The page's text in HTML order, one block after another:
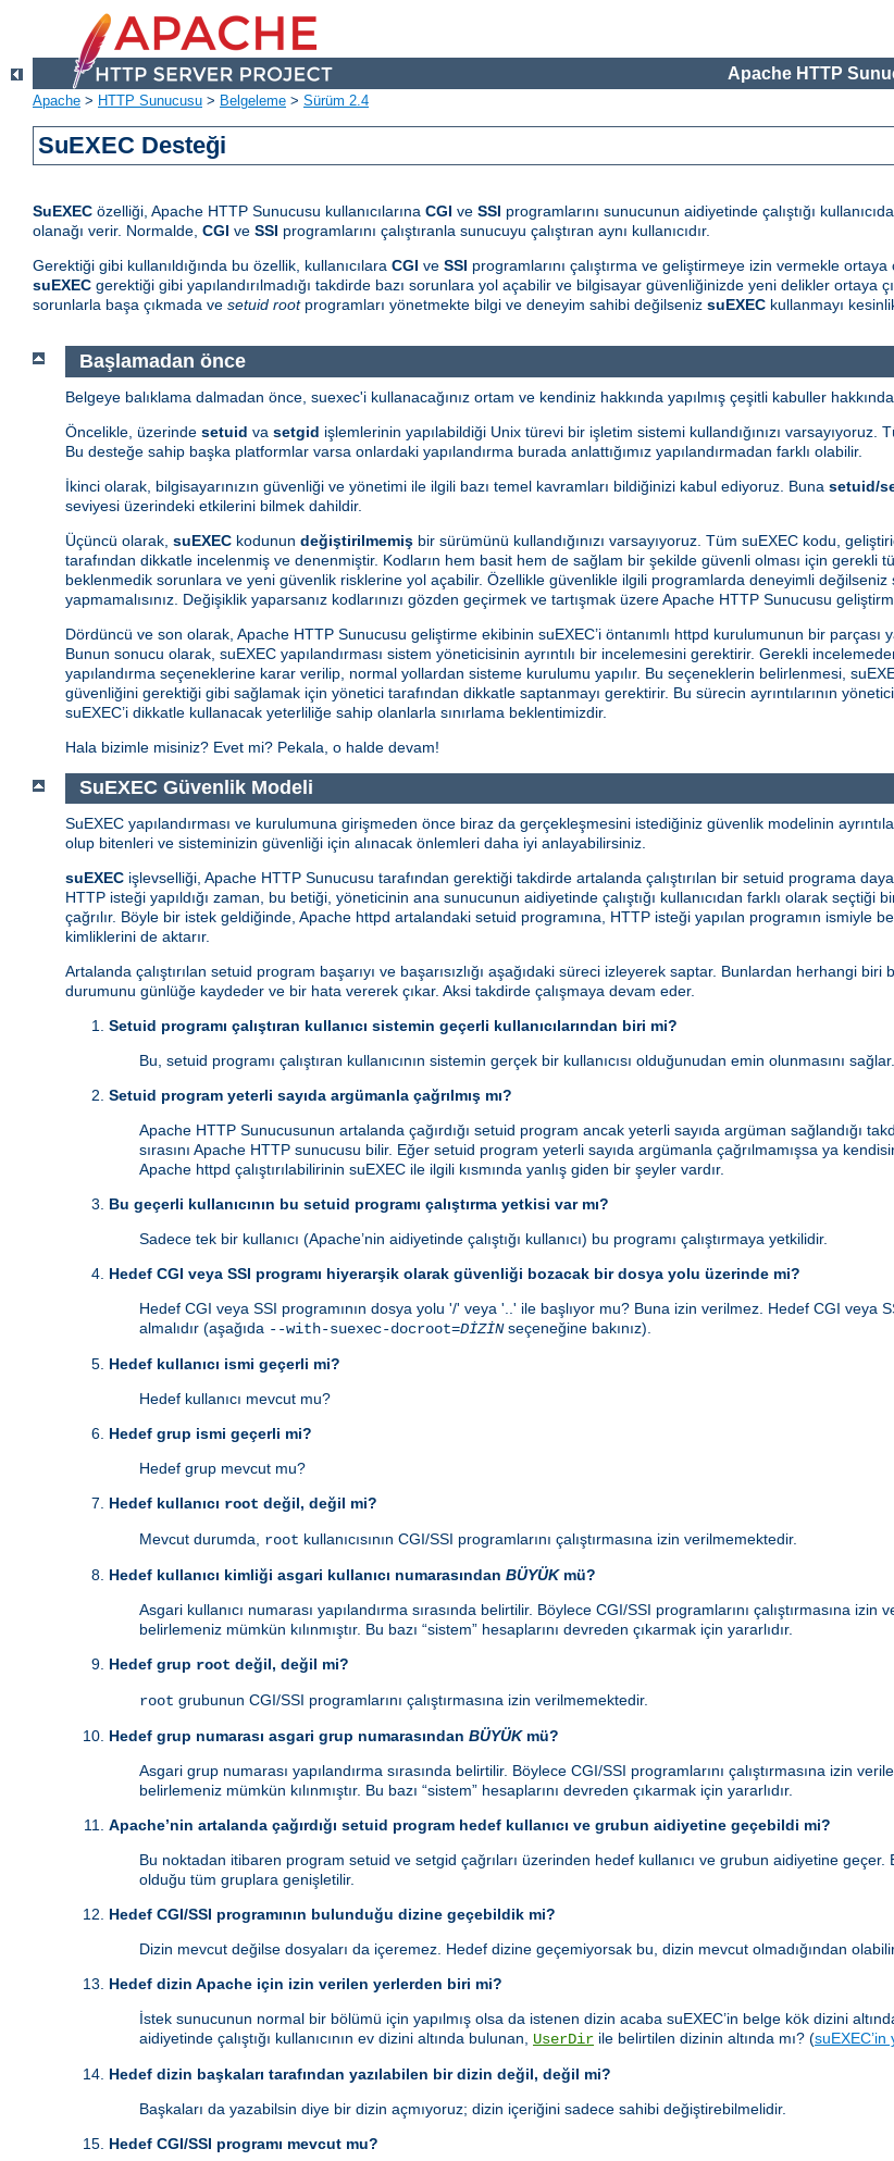
Apache HTTP
Apache > HTTP Sunucusu > Belgeleme > Sürüm 2.4
SuEXEC Desteği
SuEXEC özelliği, Apache HTTP Sunucusu kullanıcılarına CGI ve SSI programlarını sunucunun aidiyetinde çalıştığı
olanağı verir. Normalde, CGI ve SSI programlarını çalıştıranla sunucuyu çalıştıran aynı kullanıcıdır.
Gerektiği gibi kullanıldığında bu özellik, kullanıcılara CGI ve SSI programlarını çalıştırma ve geliştirmeye izin vermekle
suEXEC gerektiği gibi yapılandırılmadığı takdirde bazı sorunlara yol açabilir ve bilgisayar güvenliğinizde yeni delikler ortaya
sorunlarla başa çıkmada ve setuid rootprogramları yönetmekte bilgi ve deneyim sahibi değilseniz suEXEC kullanmayı
Başlamadan önce
Belgeye balıklama dalmadan önce, suexec'i kullanacağınız ortam ve kendiniz hakkında yapılmış çeşitli kabuller hakkında
Öncelikle, üzerinde setuid va setgid işlemlerinin yapılabildiği Unix türevi bir işletim sistemi kullandığınızı
Bu desteğe sahip başka platformlar varsa onlardaki yapılandırma burada anlattığımız yapılandırmadan farklı olabilir.
İkinci olarak, bilgisayarınızın güvenliği ve yönetimi ile ilgili bazı temel kavramları bildiğinizi kabul ediyoruz. Buna setuid/
seviyesi üzerindeki etkilerini bilmek dahildir.
Üçüncü olarak, suEXEC kodunun değiştirilmemiş bir sürümünü kullandığınızı varsayıyoruz. Tüm suEXEC kodu,
tarafından dikkatle incelenmiş ve denenmiştir. Kodların hem basit hem de sağlam bir şekilde güvenli olması için gerekli
beklenmedik sorunlara ve yeni güvenlik risklerine yol açabilir. Özellikle güvenlikle ilgili programlarda deneyimli
yapmamalısınız. Değişiklik yaparsanız kodlarınızı gözden geçirmek ve tartışmak üzere Apache HTTP Sunucusu
Dördüncü ve son olarak, Apache HTTP Sunucusu geliştirme ekibinin suEXEC’i öntanımlı httpd kurulumunun bir parçası
Bunun sonucu olarak, suEXEC yapılandırması sistem yöneticisinin ayrıntılı bir incelemesini gerektirir. Gerekli
yapılandırma seçeneklerine karar verilip, normal yollardan sisteme kurulumu yapılır. Bu seçeneklerin belirlenmesi,
güvenliğini gerektiği gibi sağlamak için yönetici tarafından dikkatle saptanmayı gerektirir. Bu sürecin ayrıntılarının
suEXEC’i dikkatle kullanacak yeterliliğe sahip olanlarla sınırlama beklentimizdir.
Hala bizimle misiniz? Evet mi? Pekala, o halde devam!
SuEXEC Güvenlik Modeli
SuEXEC yapılandırması ve kurulumuna girişmeden önce biraz da gerçekleşmesini istediğiniz güvenlik modelinin
olup bitenleri ve sisteminizin güvenliği için alınacak önlemleri daha iyi anlayabilirsiniz.
suEXEC işlevselliği, Apache HTTP Sunucusu tarafından gerektiği takdirde artalanda çalıştırılan bir setuid programa
HTTP isteği yapıldığı zaman, bu betiği, yöneticinin ana sunucunun aidiyetinde çalıştığı kullanıcıdan farklı olarak seçtiği
çağrılır. Böyle bir istek geldiğinde, Apache httpd artalandaki setuid programına, HTTP isteği yapılan programın ismiyle
kimliklerini de aktarır.
Artalanda çalıştırılan setuid program başarıyı ve başarısızlığı aşağıdaki süreci izleyerek saptar. Bunlardan herhangi biri
durumunu günlüğe kaydeder ve bir hata vererek çıkar. Aksi takdirde çalışmaya devam eder.
Setuid programı çalıştıran kullanıcı sistemin geçerli kullanıcılarından biri mi?
Bu, setuid programı çalıştıran kullanıcının sistemin gerçek bir kullanıcısı olduğunudan emin olunmasını sağlar.
Setuid program yeterli sayıda argümanla çağrılmış mı?
Apache HTTP Sunucusunun artalanda çağırdığı setuid program ancak yeterli sayıda argüman sağlandığı
sırasını Apache HTTP sunucusu bilir. Eğer setuid program yeterli sayıda argümanla çağrılmamışsa ya
Apache httpd çalıştırılabilirinin suEXEC ile ilgili kısmında yanlış giden bir şeyler vardır.
Bu geçerli kullanıcının bu setuid programı çalıştırma yetkisi var mı?
Sadece tek bir kullanıcı (Apache’nin aidiyetinde çalıştığı kullanıcı) bu programı çalıştırmaya yetkilidir.
Hedef CGI veya SSI programı hiyerarşik olarak güvenliği bozacak bir dosya yolu üzerinde mi?
Hedef CGI veya SSI programının dosya yolu '/' veya '..' ile başlıyor mu? Buna izin verilmez. Hedef CGI veya
almalıdır (aşağıda --with-suexec-docroot=DİZİNseçeneğine bakınız).
Hedef kullanıcı ismi geçerli mi?
Hedef kullanıcı mevcut mu?
Hedef grup ismi geçerli mi?
Hedef grup mevcut mu?
Hedef kullanıcı root değil, değil mi?
Mevcut durumda, root kullanıcısının CGI/SSI programlarını çalıştırmasına izin verilmemektedir.
Hedef kullanıcı kimliği asgari kullanıcı numarasından BÜYÜKmü?
Asgari kullanıcı numarası yapılandırma sırasında belirtilir. Böylece CGI/SSI programlarını çalıştırmasına izin
belirlemeniz mümkün kılınmıştır. Bu bazı “sistem” hesaplarını devreden çıkarmak için yararlıdır.
Hedef grup root değil, değil mi?
root grubunun CGI/SSI programlarını çalıştırmasına izin verilmemektedir.
Hedef grup numarası asgari grup numarasından BÜYÜKmü?
Asgari grup numarası yapılandırma sırasında belirtilir. Böylece CGI/SSI programlarını çalıştırmasına izin
belirlemeniz mümkün kılınmıştır. Bu bazı “sistem” hesaplarını devreden çıkarmak için yararlıdır.
Apache’nin artalanda çağırdığı setuid program hedef kullanıcı ve grubun aidiyetine geçebildi mi?
Bu noktadan itibaren program setuid ve setgid çağrıları üzerinden hedef kullanıcı ve grubun aidiyetine geçer.
olduğu tüm gruplara genişletilir.
Hedef CGI/SSI programının bulunduğu dizine geçebildik mi?
Dizin mevcut değilse dosyaları da içeremez. Hedef dizine geçemiyorsak bu, dizin mevcut olmadığından
Hedef dizin Apache için izin verilen yerlerden biri mi?
İstek sunucunun normal bir bölümü için yapılmış olsa da istenen dizin acaba suEXEC’in belge kök dizini
aidiyetinde çalıştığı kullanıcının ev dizini altında bulunan, UserDir ile belirtilen dizinin altında mı? (suEXEC’in
Hedef dizin başkaları tarafından yazılabilen bir dizin değil, değil mi?
Başkaları da yazabilsin diye bir dizin açmıyoruz; dizin içeriğini sadece sahibi değiştirebilmelidir.
Hedef CGI/SSI programı mevcut mu?